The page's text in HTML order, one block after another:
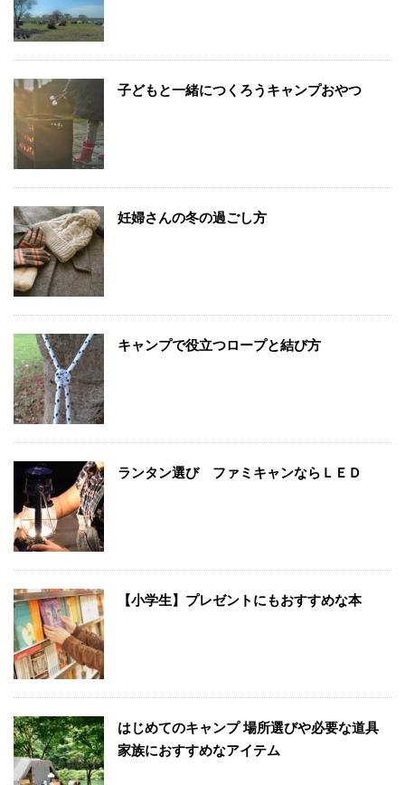
子どもと一緒につくろうキャンプおやつ
妊婦さんの冬の過ごし方
キャンプで役立つロープと結び方
ランタン選び ファミキャンならＬＥＤ
【小学生】プレゼントにもおすすめな本
はじめてのキャンプ 場所選びや必要な道具
家族におすすめなアイテム